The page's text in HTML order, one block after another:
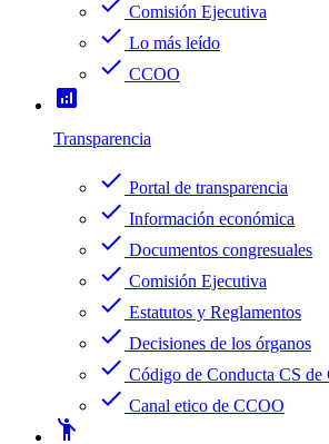
Comisión Ejecutiva
check Lo más leído
check CCOO
analytics
Transparencia
check Portal de transparencia
check Información económica
check Documentos congresuales
check Comisión Ejecutiva
check Estatutos y Reglamentos
check Decisiones de los órganos
check Código de Conducta CS de
check Canal etico de CCOO
emoji_people